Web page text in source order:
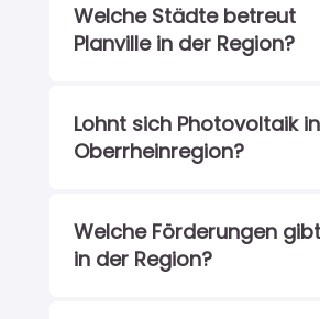
Welche Städte betreut
Planville in der Region?
Lohnt sich Photovoltaik
Oberrheinregion?
Welche Förderungen
in der Region?